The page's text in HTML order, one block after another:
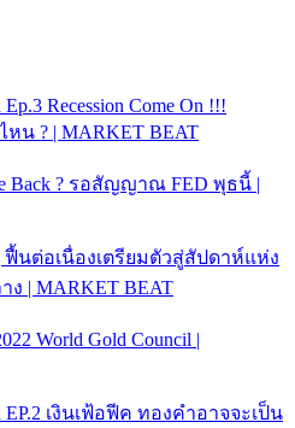
Recession Come On !!!
น ? | MARKET BEAT
Back ? รอสัญญาณ FED พุธนี้ |
ฟื้นต่อเนื่องเตรียมตัวสู่สัปดาห์แห่ง
| MARKET BEAT
World Gold Council |
EP.2 เงินเฟ้อฟีค ทองคำอาจจะเป็น